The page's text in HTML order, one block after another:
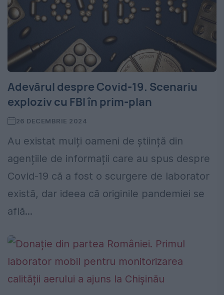
Adevărul despre Covid-19. Scenariu
exploziv cu FBI în prim-plan
26 DECEMBRIE 2024
Au existat mulți oameni de știință din
agențiile de informații care au spus despre
Covid-19 că a fost o scurgere de laborator
există, dar ideea că originile pandemiei se
află...